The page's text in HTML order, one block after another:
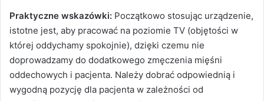
Praktyczne wskazówki: Początkowo stosując urządzenie,
istotne jest, aby pracować na poziomie TV (objętości w
której oddychamy spokojnie), dzięki czemu nie
doprowadzamy do dodatkowego zmęczenia mięśni
oddechowych i pacjenta. Należy dobrać odpowiednią i
wygodną pozycję dla pacjenta w zależności od